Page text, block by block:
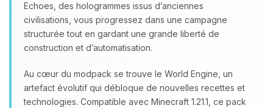
Echoes, des hologrammes issus d’anciennes
civilisations, vous progressez dans une campagne
structurée tout en gardant une grande liberté de
construction et d’automatisation.
Au cœur du modpack se trouve le World Engine, un
artefact évolutif qui débloque de nouvelles recettes et
technologies. Compatible avec Minecraft 1.21.1, ce pack